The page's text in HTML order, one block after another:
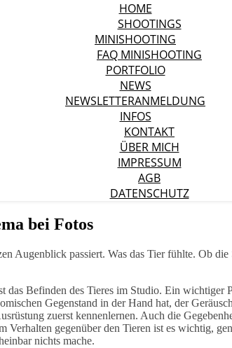
HOME
SHOOTINGS
MINISHOOTING
FAQ MINISHOOTING
PORTFOLIO
NEWS
NEWSLETTERANMELDUNG
INFOS
KONTAKT
ÜBER MICH
IMPRESSUM
AGB
DATENSCHUTZ
bei Fotos
Augenblick passiert. Was das Tier fühlte. Ob
Befinden des Tieres im Studio. Ein wichtiger
Gegenstand in der Hand hat, der
zuerst kennenlernen. Auch die
gegenüber den Tieren ist es wichtig,
nichts mache.